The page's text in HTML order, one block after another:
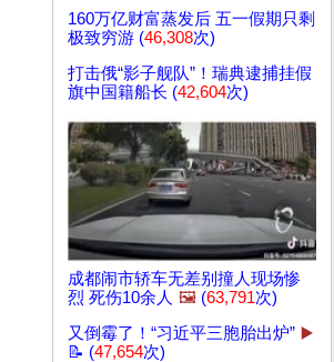
160万亿财富蒸发后 五一假期只剩
极致穷游 (46,308次)
打击俄“影子舰队”！瑞典逮捕挂假
旗中国籍船长 (42,604次)
成都闹市轿车无差别撞人现场惨
烈 死伤10余人 🖼️ (63,791次)
又倒霉了！“习近平三胞胎出炉” ▶️
📝 (47,654次)